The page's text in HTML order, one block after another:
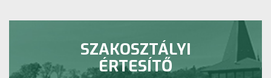
SZAKOSZTÁLYI
ÉRTESÍTŐ